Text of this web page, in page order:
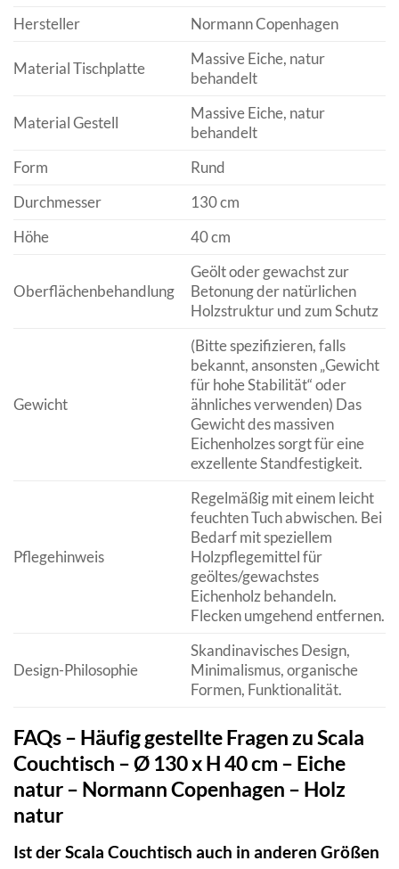
Hersteller
Normann Copenhagen
Material Tischplatte
Massive Eiche, natur
behandelt
Material Gestell
Massive Eiche, natur
behandelt
Form
Rund
Durchmesser
130 cm
Höhe
40 cm
Oberflächenbehandlung
Geölt oder gewachst zur
Betonung der natürlichen
Holzstruktur und zum Schutz
Gewicht
(Bitte spezifizieren, falls
bekannt, ansonsten „Gewicht
für hohe Stabilität“ oder
ähnliches verwenden) Das
Gewicht des massiven
Eichenholzes sorgt für eine
exzellente Standfestigkeit.
Pflegehinweis
Regelmäßig mit einem leicht
feuchten Tuch abwischen. Bei
Bedarf mit speziellem
Holzpflegemittel für
geöltes/gewachstes
Eichenholz behandeln.
Flecken umgehend entfernen.
Design-Philosophie
Skandinavisches Design,
Minimalismus, organische
Formen, Funktionalität.
FAQs – Häufig gestellte Fragen zu Scala
Couchtisch – Ø 130 x H 40 cm – Eiche
natur – Normann Copenhagen – Holz
natur
Ist der Scala Couchtisch auch in anderen Größen